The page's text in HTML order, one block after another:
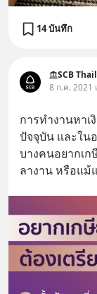
14 บันทึก
SCB
8 ก.ค. 2021
การทำงานหาเ
ปัจจุบัน และใน
บางคนอยากเก
ลางาน หรือแม้